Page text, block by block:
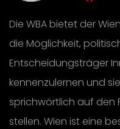
Die WBA bietet der
die Möglichkeit,
Entscheidungsträger
kennenzulernen und
sprichwörtlich auf den
stellen. Wien ist eine